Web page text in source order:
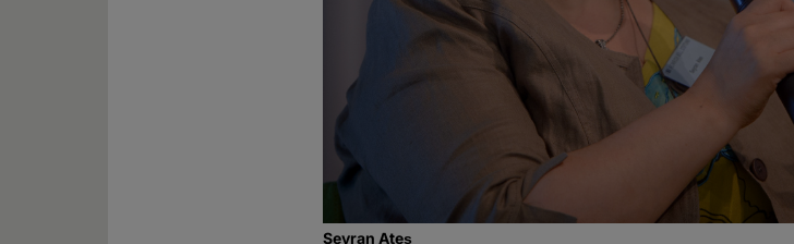
Seyran Ateş